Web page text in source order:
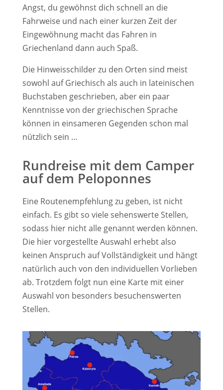
Angst, du gewöhnst dich schnell an die
Fahrweise und nach einer kurzen Zeit der
Eingewöhnung macht das Fahren in
Griechenland dann auch Spaß.
Die Hinweisschilder zu den Orten sind meist
sowohl auf Griechisch als auch in lateinischen
Buchstaben geschrieben, aber ein paar
Kenntnisse von der griechischen Sprache
können in einsameren Gegenden schon mal
nützlich sein …
Rundreise mit dem Camper
auf dem Peloponnes
Eine Routenempfehlung zu geben, ist nicht
einfach. Es gibt so viele sehenswerte Stellen,
sodass hier nicht alle genannt werden können.
Die hier vorgestellte Auswahl erhebt also
keinen Anspruch auf Vollständigkeit und hängt
natürlich auch von den individuellen Vorlieben
ab. Trotzdem folgt nun eine Karte mit einer
Auswahl von besonders besuchenswerten
Stellen.